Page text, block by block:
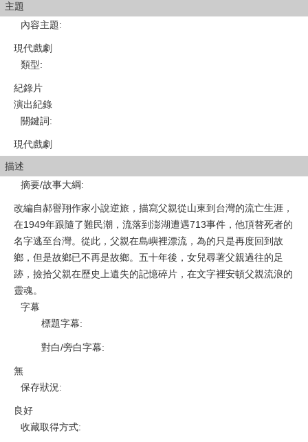
主題
內容主題:
現代戲劇
類型:
紀錄片
演出紀錄
關鍵詞:
現代戲劇
描述
摘要/故事大綱:
改編自郝譽翔作家小說逆旅，描寫父親從山東到台灣的流亡生涯，
在1949年跟隨了難民潮，流落到澎湖遭遇713事件，他頂替死者的
名字逃至台灣。從此，父親在島嶼裡漂流，為的只是再度回到故
鄉，但是故鄉已不再是故鄉。五十年後，女兒尋著父親過往的足
跡，撿拾父親在歷史上遺失的記憶碎片，在文字裡安頓父親流浪的
靈魂。
字幕
標題字幕:
對白/旁白字幕:
無
保存狀況:
良好
收藏取得方式: